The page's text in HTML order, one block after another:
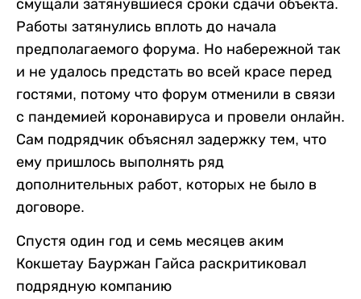
смущали затянувшиеся сроки сдачи объекта.
Работы затянулись вплоть до начала
предполагаемого форума. Но набережной так
и не удалось предстать во всей красе перед
гостями, потому что форум отменили в связи
с пандемией коронавируса и провели онлайн.
Сам подрядчик объяснял задержку тем, что
ему пришлось выполнять ряд
дополнительных работ, которых не было в
договоре.
Спустя один год и семь месяцев аким
Кокшетау Бауржан Гайса раскритиковал
подрядную компанию